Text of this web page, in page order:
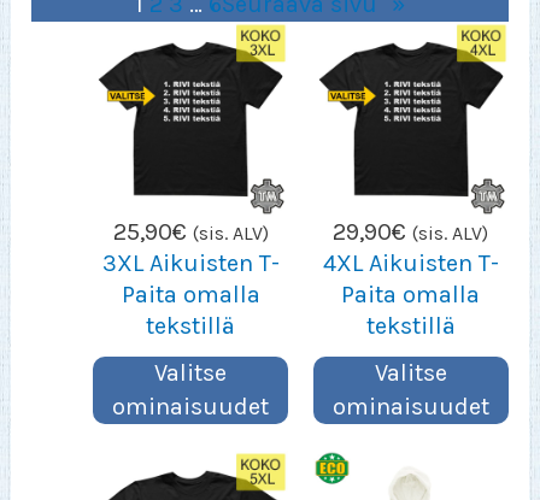
25,90€ (sis. ALV)
3XL Aikuisten T-
Paita omalla
tekstillä
Valitse
ominaisuudet
29,90€ (sis. ALV)
4XL Aikuisten T-
Paita omalla
tekstillä
Valitse
ominaisuudet